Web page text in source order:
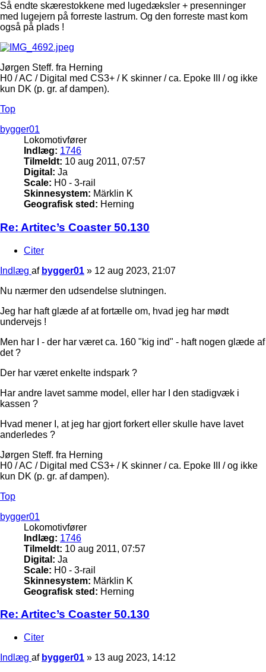
Så endte skærestokkene med lugedæksler + presenninger
med lugejern på forreste lastrum. Og den forreste mast kom
også på plads !
Jørgen Steff. fra Herning
H0 / AC / Digital med CS3+ / K skinner / ca. Epoke III / og ikke
kun DK (p. gr. af dampen).
Top
bygger01
Lokomotivfører
Indlæg: 1746
Tilmeldt: 10 aug 2011, 07:57
Digital: Ja
Scale: H0 - 3-rail
Skinnesystem: Märklin K
Geografisk sted: Herning
Re: Artitec’s Coaster 50.130
Citer
Indlæg af bygger01 » 12 aug 2023, 21:07
Nu nærmer den udsendelse slutningen.
Jeg har haft glæde af at fortælle om, hvad jeg har mødt
undervejs !
Men har I - der har været ca. 160 "kig ind" - haft nogen glæde af
det ?
Der har været enkelte indspark ?
Har andre lavet samme model, eller har I den stadigvæk i
kassen ?
Hvad mener I, at jeg har gjort forkert eller skulle have lavet
anderledes ?
Jørgen Steff. fra Herning
H0 / AC / Digital med CS3+ / K skinner / ca. Epoke III / og ikke
kun DK (p. gr. af dampen).
Top
bygger01
Lokomotivfører
Indlæg: 1746
Tilmeldt: 10 aug 2011, 07:57
Digital: Ja
Scale: H0 - 3-rail
Skinnesystem: Märklin K
Geografisk sted: Herning
Re: Artitec’s Coaster 50.130
Citer
Indlæg af bygger01 » 13 aug 2023, 14:12